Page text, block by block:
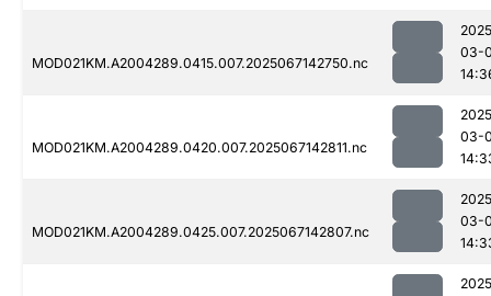
MOD021KM.A2004289.0415.007.2025067142750.nc
03-
MOD021KM.A2004289.0420.007.2025067142811.nc
03-
MOD021KM.A2004289.0425.007.2025067142807.nc
03-